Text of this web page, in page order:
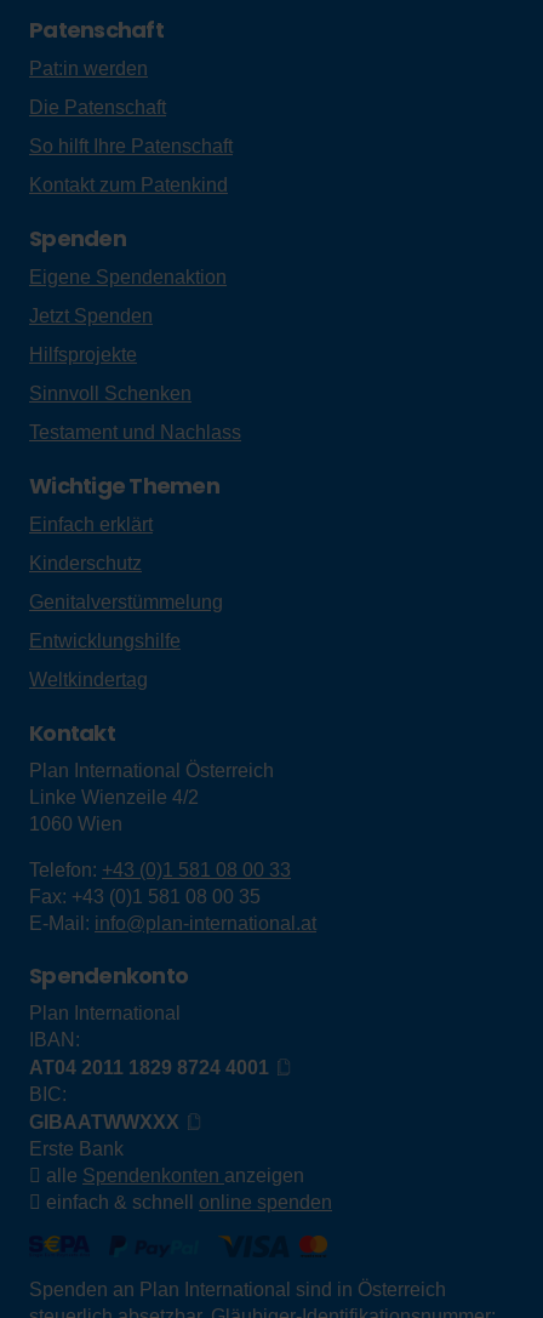
Patenschaft
Pat:in werden
Die Patenschaft
So hilft Ihre Patenschaft
Kontakt zum Patenkind
Spenden
Eigene Spendenaktion
Jetzt Spenden
Hilfsprojekte
Sinnvoll Schenken
Testament und Nachlass
Wichtige Themen
Einfach erklärt
Kinderschutz
Genitalverstümmelung
Entwicklungshilfe
Weltkindertag
Kontakt
Plan International Österreich
Linke Wienzeile 4/2
1060 Wien
Telefon: +43 (0)1 581 08 00 33
Fax: +43 (0)1 581 08 00 35
E-Mail: info@plan-international.at
Spendenkonto
Plan International
IBAN:
AT04 2011 1829 8724 4001
BIC:
GIBAATWWXXX
Erste Bank
alle Spendenkonten anzeigen
einfach & schnell online spenden
Spenden an Plan International sind in Österreich